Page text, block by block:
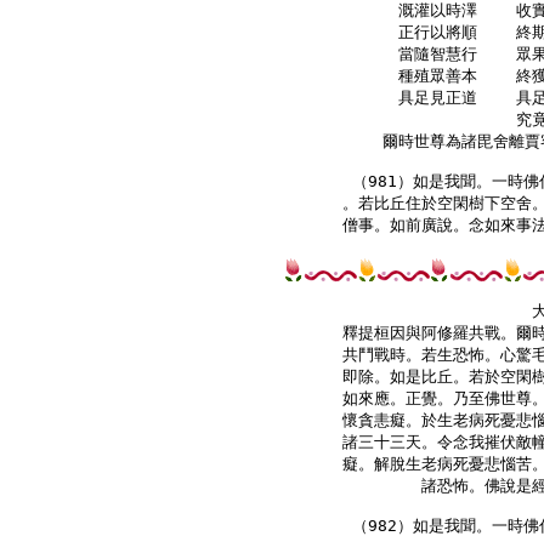
溉灌以時澤    收
正行以將順    終
當隨智慧行    眾
種殖眾善本    終
具足見正道    具
究
爾時世尊為諸毘舍離
（981）如是我聞。一時
。若比丘住於空閑樹下空舍
僧事。如前廣說。念如來事
釋提桓因與阿修羅共戰。爾
共鬥戰時。若生恐怖。心驚
即除。如是比丘。若於空閑
如來應。正覺。乃至佛世尊
懷貪恚癡。於生老病死憂悲
諸三十三天。令念我摧伏敵
癡。解脫生老病死憂悲惱苦
諸恐怖。佛說是
（982）如是我聞。一時